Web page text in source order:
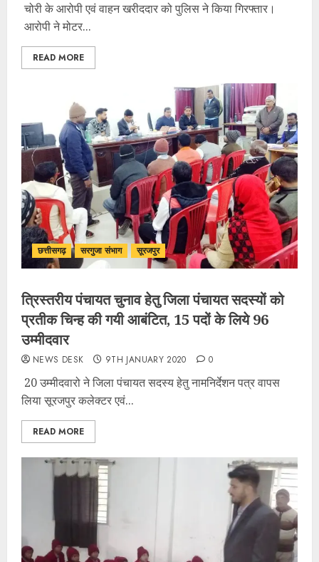
चोरी के आरोपी एवं वाहन खरीददार को पुलिस ने किया गिरफ्तार।
आरोपी ने मोटर...
READ MORE
छत्तीसगढ़ सरगुजा संभाग सूरजपुर
त्रिस्तरीय पंचायत चुनाव हेतु जिला पंचायत सदस्यों को
प्रतीक चिन्ह की गयी आबंटित, 15 पदों के लिये 96
उम्मीदवार
NEWS DESK 9TH JANUARY 2020 0
20 उम्मीदवारो ने जिला पंचायत सदस्य हेतु नामनिर्देशन पत्र वापस
लिया सूरजपुर कलेक्टर एवं...
READ MORE